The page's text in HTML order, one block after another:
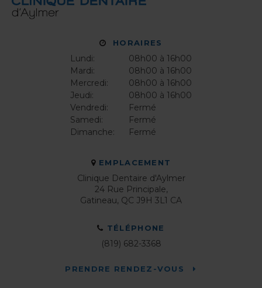
HORAIRES
Lundi:
08h00 à 16h00
Mardi:
08h00 à 16h00
Mercredi:
08h00 à 16h00
Jeudi:
08h00 à 16h00
Vendredi:
Fermé
Samedi:
Fermé
Dimanche:
Fermé
EMPLACEMENT
Clinique Dentaire d'Aylmer
24 Rue Principale
Gatineau QC J9H 3L1 CA
TÉLÉPHONE
(819) 682-3368
PRENDRE RENDEZ-VOUS